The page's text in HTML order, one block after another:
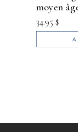
moyen
34.95 $